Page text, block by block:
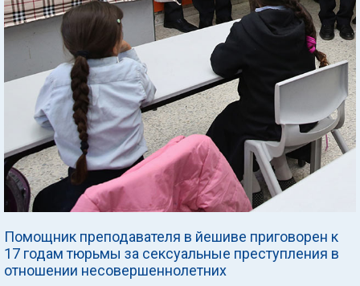
Помощник преподавателя в йешиве приговорен к
17 годам тюрьмы за сексуальные преступления в
отношении несовершеннолетних